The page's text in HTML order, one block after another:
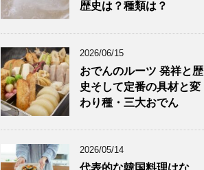
歴史は？種類は？
2026/06/15
おでんのルーツ 発祥と歴
史そして定番の具材と変
わり種・三大おでん
2026/05/14
代表的な韓国料理はな